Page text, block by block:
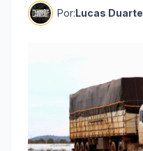
Por:Lucas Duarte